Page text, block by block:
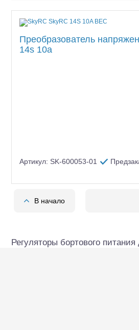
Преобразователь
14s 10a
Артикул: SK-600053-01
В начало
Регуляторы бортового